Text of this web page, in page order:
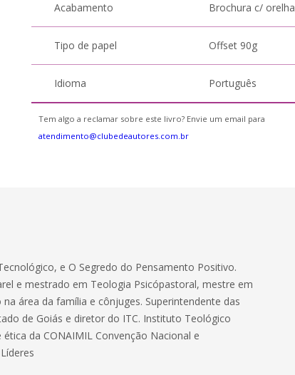
Acabamento Brochura c/ orelha
Tipo de papel Offset 90g
Idioma Português
Tem algo a reclamar sobre este livro? Envie um email para
atendimento@clubedeautores.com.br
e O Segredo do Pensamento Positivo.
e mestrado em Teologia Psicópastoral, mestre em
área da família e cônjuges. Superintendente das
de Goiás e diretor do ITC. Instituto Teológico
da CONAIMIL Convenção Nacional e